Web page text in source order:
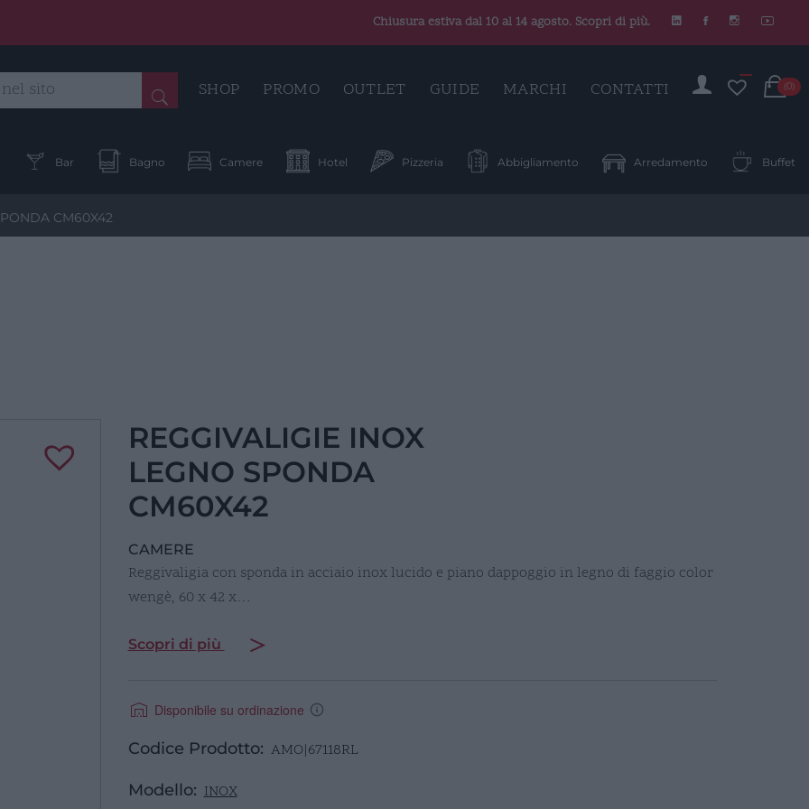
Chiusura estiva dal 10 al 14 agosto. Scopri di più.
SHOP PROMO OUTLET GUIDE MARCHI CONTATTI (0)
Bar Bagno Camere Hotel Pizzeria Abbigliamento Arredamento Buffet
CM60X42
REGGIVALIGIE INOX
LEGNO SPONDA
CM60X42
CAMERE
Reggivaligia con sponda in acciaio inox lucido e piano dappoggio in legno di faggio color
wengè, 60 x 42 x…
Scopri di più
Disponibile su ordinazione
Codice Prodotto: AMO|67118RL
Modello: INOX